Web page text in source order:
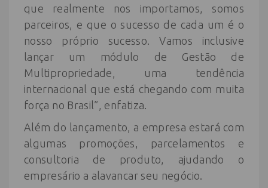
que realmente nos importamos, somos
parceiros, e que o sucesso de cada um é o
nosso próprio sucesso. Vamos inclusive
lançar um módulo de Gestão de
Multipropriedade, uma tendência
internacional que está chegando com muita
força no Brasil”, enfatiza.
Além do lançamento, a empresa estará com
algumas promoções, parcelamentos e
consultoria de produto, ajudando o
empresário a alavancar seu negócio.